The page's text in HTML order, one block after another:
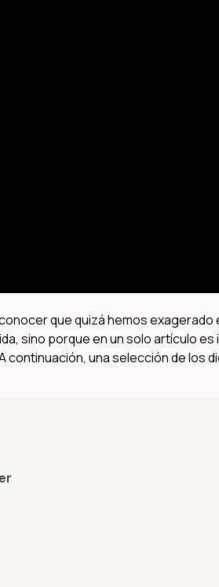
que quizá hemos
sino porque en un solo artículo
continuación, una selección de los